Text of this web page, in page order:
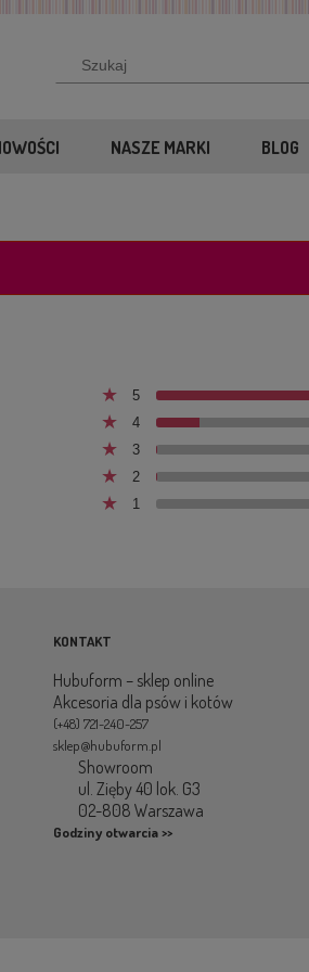
NASZE MARKI BLOG
5
4
3
2
1
KONTAKT
Hubuform – sklep online
Akcesoria dla psów i kotów
(+48) 721-240-257
sklep@hubuform.pl
Showroom
ul. Zięby 40 lok. G3
02-808 Warszawa
Godziny otwarcia >>